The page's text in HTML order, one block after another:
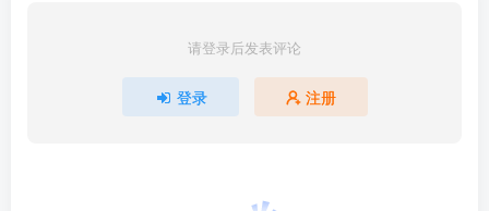
请登录后发表评论
登录 注册